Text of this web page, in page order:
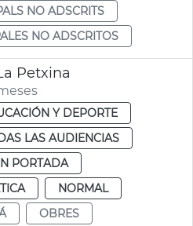
NO ADSCRITS
NO ADSCRITOS
Petxina
Y DEPORTE
LAS AUDIENCIAS
PORTADA
NORMAL
OBRES